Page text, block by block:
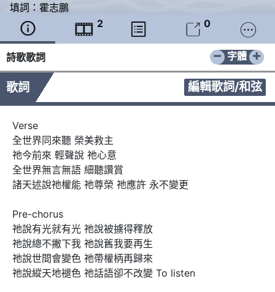
填詞： 霍志鵬
  2   0 
詩歌歌詞 − +
字體
歌詞 編輯歌詞/和弦
Verse
全世界同來聽 榮美救主
祂今前來 輕聲說 祂心意
全世界無言無語 細聽讚賞
諸天述說祂權能 祂尊榮 祂應許 永不變更
Pre-chorus
祂說有光就有光 祂說被擄得釋放
祂說總不撇下我 祂說舊我要再生
祂說世間會變色 祂帶權柄再歸來
祂說縱天地褪色 祂話語卻不改變 To listen